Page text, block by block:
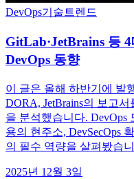
DevOps기술트렌드
GitLab·JetBrains 등
DevOps 동향
이 글은 올해 하반기에 발
DORA, JetBrains의 보고
을 분석했습니다.
용의 현주소, DevSecOps
의 필수 역량을 살펴봤습
2025년 12월 3일